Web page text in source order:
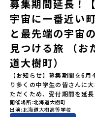
加をお願いします。【集合
駅※12：00までにJR有田駅
所・時間】7月5日(日) 13：
学3年生【宿泊先】ありこ
留学生が活用している宿泊
宿泊いただく予定です。 【
用のうち、以下の内容が無
グラム内のアクティビティ
参加者のご負担となります
や自由時間の個人飲食費な
申し込み多数の場合は抽選
数の場合は、締め切り後1週
ごす放牧地。日本一の清流
スが泳ぐ「沙流川（さるが
い圧倒的スケールの自然を
（みなもとのよしつね）と
祀った神社や公園などが存
る瞬間を肌で体感できる町
化」とは？「アイヌ」の文
住民族である「アイヌ民族
す。日本語とは異なる響き
る物に「魂」が宿ると考え
どに踊られる「古式舞踊」
木彫り等の工芸など、ユニ
募集期間延長！
宇宙に一番近い
と最先端の宇宙
見つける旅 （お
道大樹町）
【お知らせ】募集期間を6
り多くの中学生の皆さんに
ただくため、受付期間を延
し込みのタイミングを逃し
ひ一歩踏み出してみません
開催場所 北海道大樹町
出演 北海道大樹高等学校